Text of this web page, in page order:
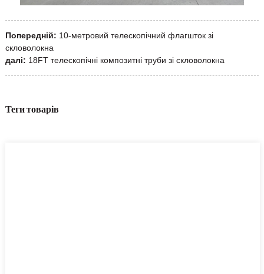
Попередній: 10-метровий телескопічний флагшток зі
скловолокна
далі: 18FT телескопічні композитні труби зі скловолокна
Теги товарів